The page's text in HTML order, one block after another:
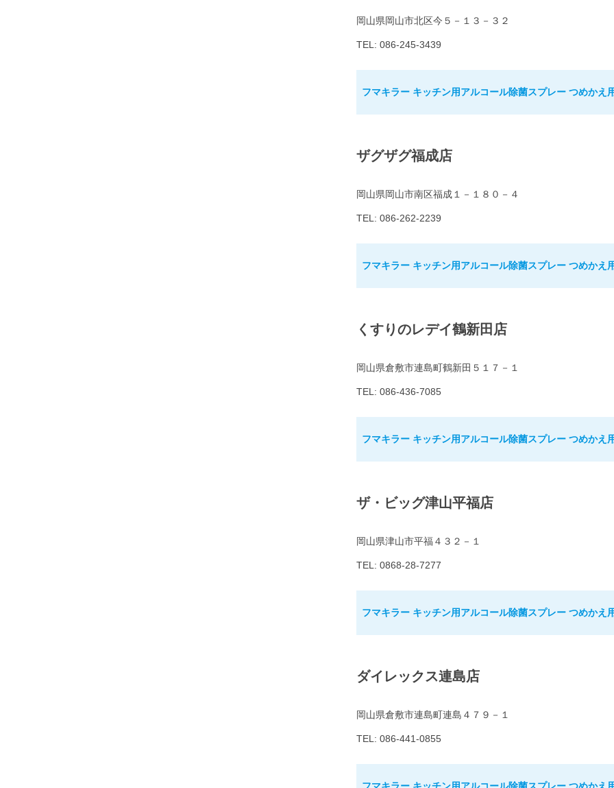
岡山県岡山市北区今５－１３－３２
TEL: 086-245-3439
フマキラー キッチン用アルコール除菌スプレー つめかえ
ザグザグ福成店
岡山県岡山市南区福成１－１８０－４
TEL: 086-262-2239
フマキラー キッチン用アルコール除菌スプレー つめかえ
くすりのレデイ鶴新田店
岡山県倉敷市連島町鶴新田５１７－１
TEL: 086-436-7085
フマキラー キッチン用アルコール除菌スプレー つめかえ
ザ・ビッグ津山平福店
岡山県津山市平福４３２－１
TEL: 0868-28-7277
フマキラー キッチン用アルコール除菌スプレー つめかえ
ダイレックス連島店
岡山県倉敷市連島町連島４７９－１
TEL: 086-441-0855